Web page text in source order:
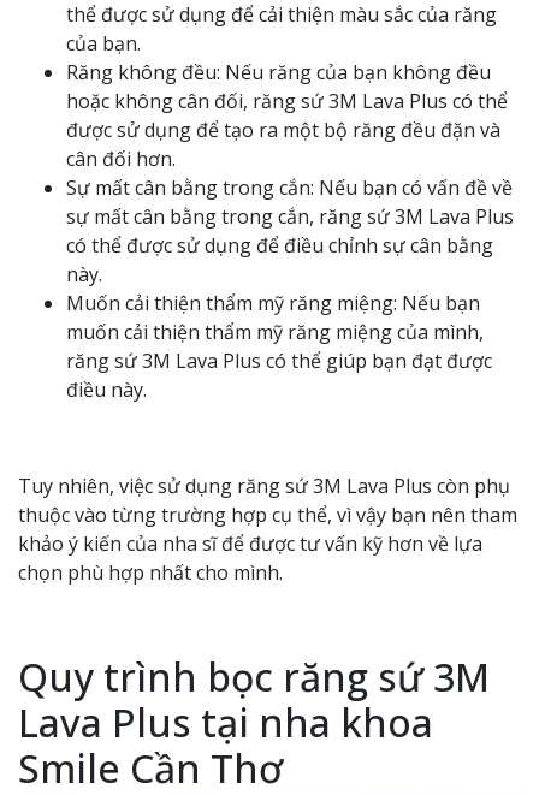
thể được sử dụng để cải thiện màu sắc của răng
của bạn.
Răng không đều: Nếu răng của bạn không đều
hoặc không cân đối, răng sứ 3M Lava Plus có thể
được sử dụng để tạo ra một bộ răng đều đặn và
cân đối hơn.
Sự mất cân bằng trong cắn: Nếu bạn có vấn đề về
sự mất cân bằng trong cắn, răng sứ 3M Lava Plus
có thể được sử dụng để điều chỉnh sự cân bằng
này.
Muốn cải thiện thẩm mỹ răng miệng: Nếu bạn
muốn cải thiện thẩm mỹ răng miệng của mình,
răng sứ 3M Lava Plus có thể giúp bạn đạt được
điều này.
Tuy nhiên, việc sử dụng răng sứ 3M Lava Plus còn phụ
thuộc vào từng trường hợp cụ thể, vì vậy bạn nên tham
khảo ý kiến của nha sĩ để được tư vấn kỹ hơn về lựa
chọn phù hợp nhất cho mình.
Quy trình bọc răng sứ 3M
Lava Plus tại nha khoa
Smile Cần Thơ